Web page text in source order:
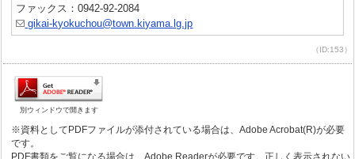
ファックス：0942-92-2084
gikai-kyokuchou@town.kiyama.lg.jp
（ID:153）
別ウィンドウで開きます
※資料としてPDFファイルが添付されている場合は、Adobe Acrobat(R)が必要
です。
PDF書類をご覧になる場合は、Adobe Readerが必要です。正しく表示されない